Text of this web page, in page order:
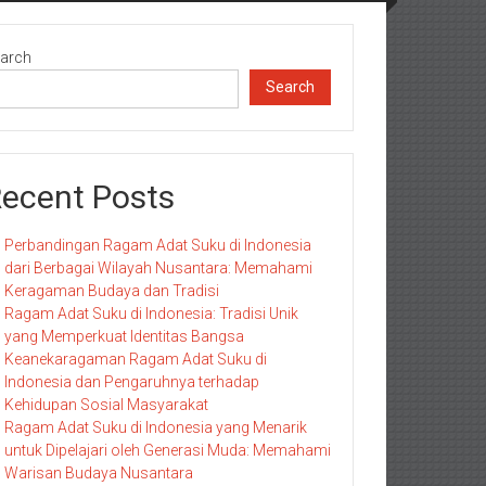
Search
Posts
Perbandingan Ragam Adat Suku di Indonesia
dari Berbagai Wilayah Nusantara: Memahami
Keragaman Budaya dan Tradisi
Ragam Adat Suku di Indonesia: Tradisi Unik
yang Memperkuat Identitas Bangsa
Keanekaragaman Ragam Adat Suku di
Indonesia dan Pengaruhnya terhadap
Kehidupan Sosial Masyarakat
Ragam Adat Suku di Indonesia yang Menarik
untuk Dipelajari oleh Generasi Muda: Memahami
Warisan Budaya Nusantara